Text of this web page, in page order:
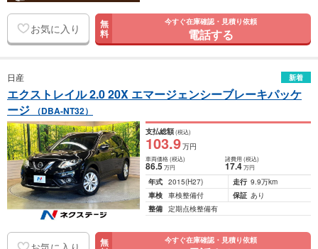
お気に入り 無
料
今すぐ在庫確認・見積り依頼
電話する
日産 新着
エクストレイル 2.0 20X エマージェンシーブレーキパッケ
ージ
（DBA-NT32）
支払総額(税込)
103.9万円
車両価格(税込)
86.5万円
諸費用 (税込)
17.4 万円
年式 2015(H27) 走行 9.9万km
車検 車検整備付 保証 あり
整備 定期点検整備有
無 今すぐ在庫確認・見積り依頼